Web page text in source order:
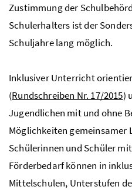
Zustimmung der
Schulerhalters ist der
Schuljahre lang möglich.
Inklusiver Unterricht
(Rundschreiben Nr. 17/2015)
Jugendlichen mit und ohne
Möglichkeiten gemeinsamer
Schülerinnen und Schüler
Förderbedarf können in
Mittelschulen, Unterstufen